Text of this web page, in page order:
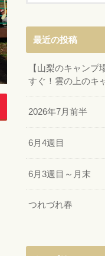
最近の投稿
【山梨のキャン
すぐ！雲の上のキ
2026年7月前半
6月4週目
6月3週目～月末
つれづれ春